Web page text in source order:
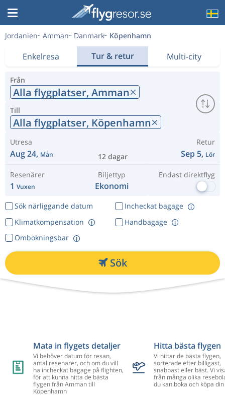
Jordanien Amman Danmark Köpenhamn
Enkelresa Tur & retur Multi-city
Från
Alla flygplatser, Amman
Till
Alla flygplatser, Köpenhamn
Utresa
Aug 24, Mån 12 dagar
Retur
Sep 5, Lör
Resenärer
1 Vuxen
Biljettyp
Ekonomi
Endast direktflyg
Sök närliggande datum
Incheckat bagage
Klimatkompensation
Ombokningsbar
Handbagage
Sök
Mata in flygets detaljer
Vi behöver datum för resan,
antal resenärer, och om du vill
ha incheckat bagage på flighten,
för att kunna hitta de bästa
flygen från Amman till
Köpenhamn
Hitta bästa flygen
Vi hittar de bästa flygen,
sorterade efter billigast,
snabbast eller bäst. Vi
från många olika
du kan boka och köpa